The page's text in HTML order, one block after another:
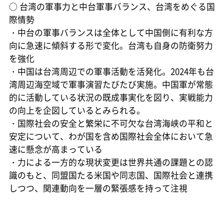
○ 台湾の軍事力と中台軍事バランス、台湾をめぐる国
際情勢
・中台の軍事バランスは全体として中国側に有利な方
向に急速に傾斜する形で変化。台湾も自身の防衛努力
を強化
・中国は台湾周辺での軍事活動を活発化。2024年も台
湾周辺海空域で軍事演習たびたび実施。中国軍が常態
的に活動している状況の既成事実化を図り、実戦能力
の向上を企図しているとみられる。
・国際社会の安全と繁栄に不可欠な台湾海峡の平和と
安定について、わが国を含め国際社会全体において急
速に懸念が高まっている
・力による一方的な現状変更は世界共通の課題との認
識のもと、同盟国たる米国や同志国、国際社会と連携
しつつ、関連動向を一層の緊張感を持って注視